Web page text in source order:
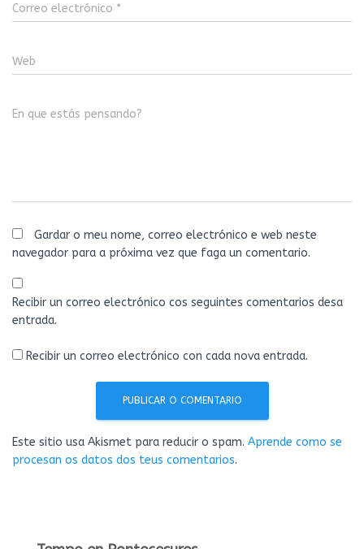
Correo electrónico *
Web
En que estás pensando?
Gardar o meu nome, correo electrónico e web neste
navegador para a próxima vez que faga un comentario.
Recibir un correo electrónico cos seguintes comentarios desa
entrada.
Recibir un correo electrónico con cada nova entrada.
Este sitio usa Akismet para reducir o spam. Aprende como se
procesan os datos dos teus comentarios.